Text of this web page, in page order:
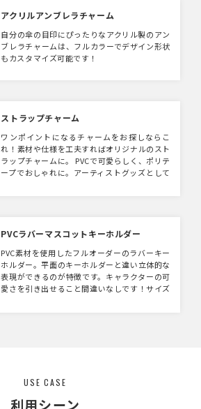
アクリルアンブレラチャーム
自分の傘の目印にぴったりなアクリル製のアン
ブレラチャームは、フルカラーでデザイン形状
もカスタマイズ可能です！
ストラップチャーム
ワンポイントになるチャームをお探しならこ
れ！素材や仕様を工夫すればオリジナルのスト
ラップチャームに。 PVCで可愛らしく、ポリテ
ープでおしゃれに。アーティストグッズとして
PVCラバーマスコットキーホルダー
PVC素材を使用したフルオーダーのラバーキー
ホルダー。平面のキーホルダーと違い立体的な
表現ができるのが特徴です。キャラクターの可
愛さを引き出せること間違いなしです！サイズ
USE CASE
利用シーン